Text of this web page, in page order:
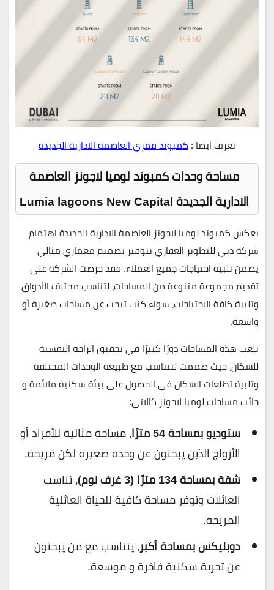
تعرف ايضا :كمبوند قمري العاصمة الادارية الجديدة
مساحة وحدات كمبوند لوميا لاجونز العاصمة
الادارية الجديدةLumia lagoons New Capital
يعكسكمبوند لوميا لاجونز العاصمة الادارية الجديدةاهتمام
شركةدبي للتطوير العقاريبتوفير تصميم معماري مثالي
يضمن تلبية احتياجات جميع العملاء. فقد حرصت الشركة على
تقديم مجموعة متنوعة من المساحات، لتناسب مختلف الأذواق
وتلبية كافة الاحتياجات، سواء كنت تبحث عن مساحات صغيرة أو
واسعة.
تلعب هذه المساحات دورًا كبيرًا في تحقيق الراحة النفسية
للسكان، حيث صممت لتتناسب مع طبيعة الوحدات المختلفة
وتلبية تطلعات السكان في الحصول على بيئة سكنية ملائمة و
جائت مساحات لوميا لاجونز كالاتي:
ستوديو بمساحة 54 مترًا
، مساحة مثالية للأفراد أو
الأزواج الذين يبحثون عن وحدة صغيرة لكن مريحة.
شقة بمساحة 134 مترًا (3 غرف نوم)
، تناسب
العائلات وتوفر مساحة كافية للحياة العائلية
المريحة.
دوبليكس بمساحة أكبر، يتناسب مع من يبحثون
عن تجربة سكنية فاخرة و موسعة.